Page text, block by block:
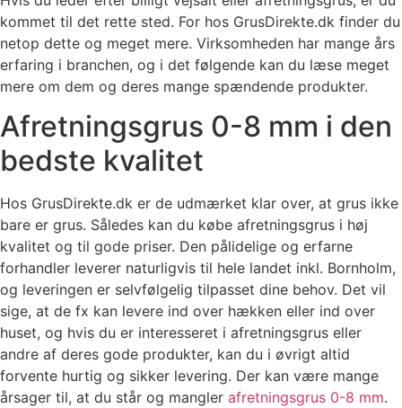
kommet til det rette sted. For hos GrusDirekte.dk finder du
netop dette og meget mere. Virksomheden har mange års
erfaring i branchen, og i det følgende kan du læse meget
mere om dem og deres mange spændende produkter.
Afretningsgrus 0-8 mm i den
bedste kvalitet
Hos GrusDirekte.dk er de udmærket klar over, at grus ikke
bare er grus. Således kan du købe afretningsgrus i høj
kvalitet og til gode priser. Den pålidelige og erfarne
forhandler leverer naturligvis til hele landet inkl. Bornholm,
og leveringen er selvfølgelig tilpasset dine behov. Det vil
sige, at de fx kan levere ind over hækken eller ind over
huset, og hvis du er interesseret i afretningsgrus eller
andre af deres gode produkter, kan du i øvrigt altid
forvente hurtig og sikker levering. Der kan være mange
årsager til, at du står og mangler afretningsgrus 0-8 mm.